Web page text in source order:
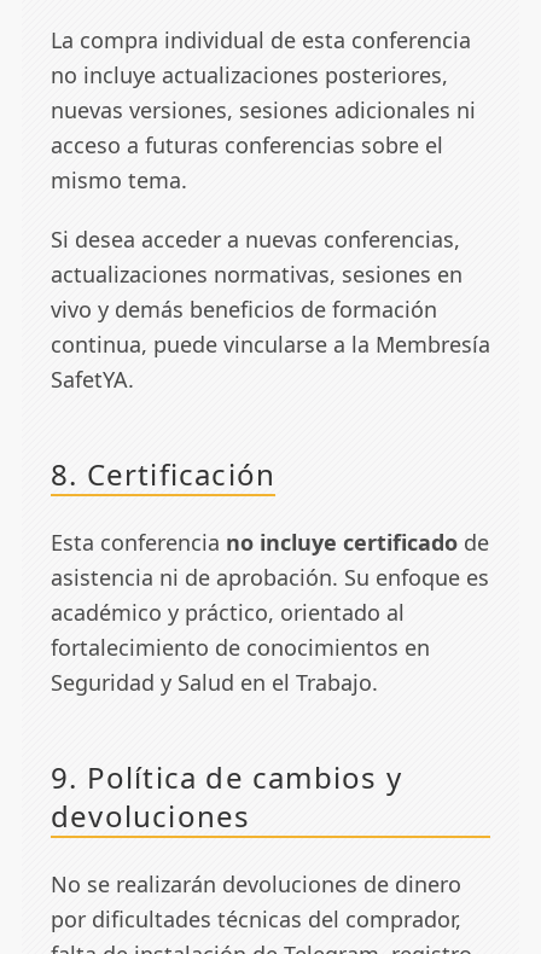
La compra individual de esta conferencia
no incluye actualizaciones posteriores,
nuevas versiones, sesiones adicionales ni
acceso a futuras conferencias sobre el
mismo tema.
Si desea acceder a nuevas conferencias,
actualizaciones normativas, sesiones en
vivo y demás beneficios de formación
continua, puede vincularse a la Membresía
SafetYA.
8. Certificación
Esta conferencia no incluye certificadode
asistencia ni de aprobación. Su enfoque es
académico y práctico, orientado al
fortalecimiento de conocimientos en
Seguridad y Salud en el Trabajo.
9. Política de cambios y
devoluciones
No se realizarán devoluciones de dinero
por dificultades técnicas del comprador,